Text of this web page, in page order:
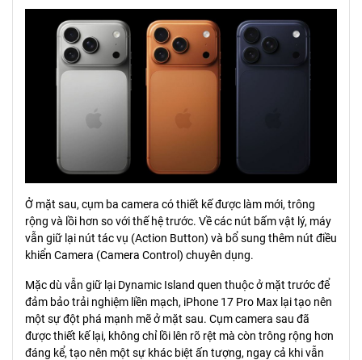
Ở mặt sau, cụm ba camera có thiết kế được làm mới, trông
rộng và lồi hơn so với thế hệ trước. Về các nút bấm vật lý, máy
vẫn giữ lại nút tác vụ (Action Button) và bổ sung thêm nút điều
khiển Camera (Camera Control) chuyên dụng.
Mặc dù vẫn giữ lại Dynamic Island quen thuộc ở mặt trước để
đảm bảo trải nghiệm liền mạch, iPhone 17 Pro Max lại tạo nên
một sự đột phá mạnh mẽ ở mặt sau. Cụm camera sau đã
được thiết kế lại, không chỉ lồi lên rõ rệt mà còn trông rộng hơn
đáng kể, tạo nên một sự khác biệt ấn tượng, ngay cả khi vẫn